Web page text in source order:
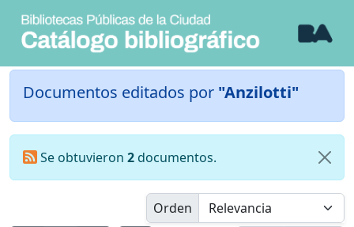
Documentos editados por "Anzilotti"
Se obtuvieron 2documentos.
Orden